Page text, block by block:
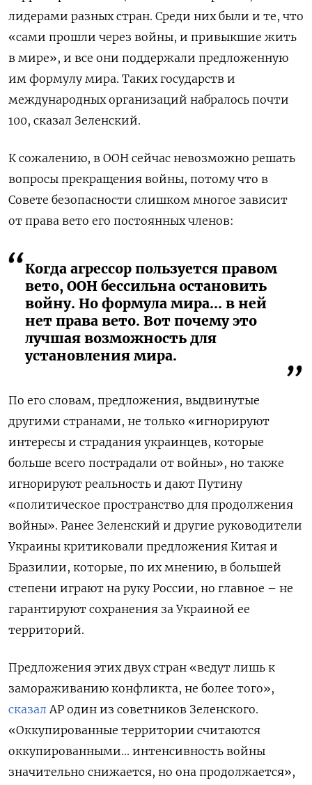
лидерами разных стран. Среди них были и те, что
«сами прошли через войны, и привыкшие жить
в мире», и все они поддержали предложенную
им формулу мира. Таких государств и
международных организаций набралось почти
100, сказал Зеленский.
К сожалению, в ООН сейчас невозможно решать
вопросы прекращения войны, потому что в
Совете безопасности слишком многое зависит
от права вето его постоянных членов:
Когда агрессор пользуется правом
вето, ООН бессильна остановить
войну. Но формула мира... в ней
нет права вето. Вот почему это
лучшая возможность для
установления мира.
По его словам, предложения, выдвинутые
другими странами, не только «игнорируют
интересы и страдания украинцев, которые
больше всего пострадали от войны», но также
игнорируют реальность и дают Путину
«политическое пространство для продолжения
войны». Ранее Зеленский и другие руководители
Украины критиковали предложения Китая и
Бразилии, которые, по их мнению, в большей
степени играют на руку России, но главное – не
гарантируют сохранения за Украиной ее
территорий.
Предложения этих двух стран «ведут лишь к
замораживанию конфликта, не более того»,
сказалAP один из советников Зеленского.
«Оккупированные территории считаются
оккупированными... интенсивность войны
значительно снижается, но она продолжается»,